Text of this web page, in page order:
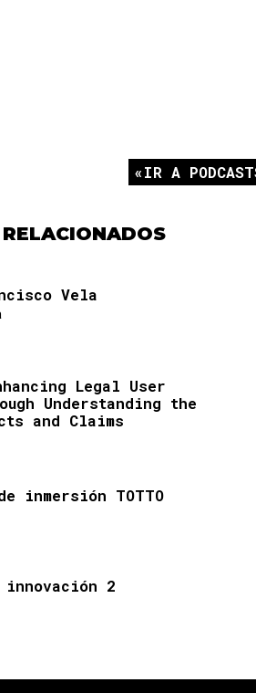
IR A
Vela
Legal User
Understanding the
and Claims
inmersión TOTTO
innovación 2